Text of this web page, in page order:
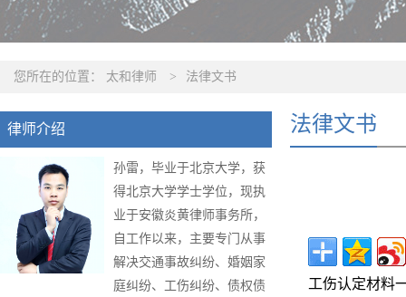
您所在的位置： 太和律师 > 法律文书
律师介绍
孙雷，毕业于北京大学，获
得北京大学学士学位，现执
业于安徽炎黄律师事务所，
自工作以来，主要专门从事
解决交通事故纠纷、婚姻家
庭纠纷、工伤纠纷、债权债
法律文书
工伤认定材料